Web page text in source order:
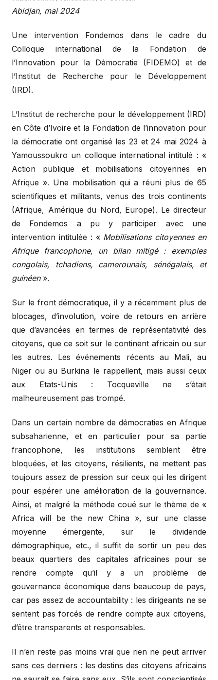
Abidjan, mai 2024
Une intervention Fondemos dans le cadre du
Colloque international de la Fondation de
l’Innovation pour la Démocratie (FIDEMO) et de
l’Institut de Recherche pour le Développement
(IRD).
L’Institut de recherche pour le développement (IRD)
en Côte d’Ivoire et la Fondation de l’innovation pour
la démocratie ont organisé les 23 et 24 mai 2024 à
Yamoussoukro un colloque international intitulé : «
Action publique et mobilisations citoyennes en
Afrique ». Une mobilisation qui a réuni plus de 65
scientifiques et militants, venus des trois continents
(Afrique, Amérique du Nord, Europe). Le directeur
de Fondemos a pu y participer avec une
intervention intitulée : « Mobilisations citoyennes en
Afrique francophone, un bilan mitigé : exemples
congolais, tchadiens, camerounais, sénégalais, et
guinéen».
Sur le front démocratique, il y a récemment plus de
blocages, d’involution, voire de retours en arrière
que d’avancées en termes de représentativité des
citoyens, que ce soit sur le continent africain ou sur
les autres. Les événements récents au Mali, au
Niger ou au Burkina le rappellent, mais aussi ceux
aux Etats-Unis : Tocqueville ne s’était
malheureusement pas trompé.
Dans un certain nombre de démocraties en Afrique
subsaharienne, et en particulier pour sa partie
francophone, les institutions semblent être
bloquées, et les citoyens, résilients, ne mettent pas
toujours assez de pression sur ceux qui les dirigent
pour espérer une amélioration de la gouvernance.
Ainsi, et malgré la méthode coué sur le thème de «
Africa will be the new China », sur une classe
moyenne émergente, sur le dividende
démographique, etc., il suffit de sortir un peu des
beaux quartiers des capitales africaines pour se
rendre compte qu’il y a un problème de
gouvernance économique dans beaucoup de pays,
car pas assez de accountability : les dirigeants ne se
sentent pas forcés de rendre compte aux citoyens,
d’être transparents et responsables.
Il n’en reste pas moins vrai que rien ne peut arriver
sans ces derniers : les destins des citoyens africains